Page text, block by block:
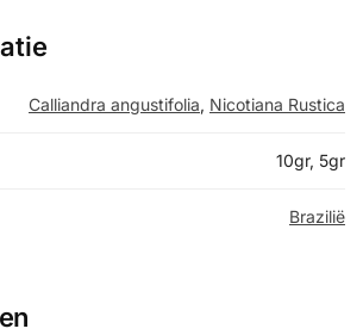
Calliandra angustifolia, Nicotiana Rustica
10gr, 5gr
Brazilië